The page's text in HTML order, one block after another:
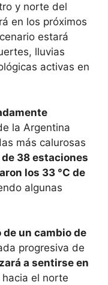
y norte del
en los próximos
estará
lluvias
activas en
la Argentina
más calurosas
38 estaciones
los 33 °C de
algunas
un cambio de
progresiva de
a sentirse en
el norte